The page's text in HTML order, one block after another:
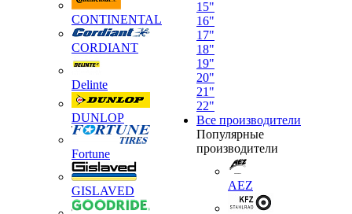
CONTINENTAL
CORDIANT
Delinte
DUNLOP
Fortune
GISLAVED
15"
16"
17"
18"
19"
20"
21"
22"
Все производители
Популярные
производители
AEZ